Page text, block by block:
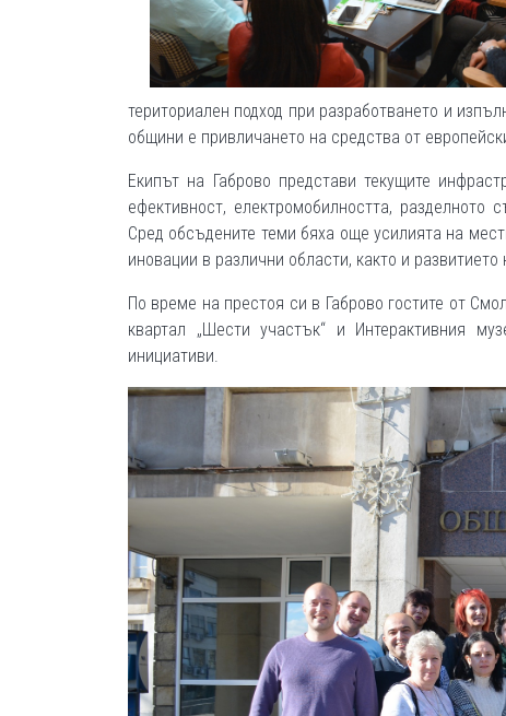
териториален подход при разработването и
общини е привличането на средства от
Екипът на Габрово представи текущите
ефективност, електромобилността,
Сред обсъдените теми бяха още усилията на
иновации в различни области, както и
По време на престоя си в Габрово гостите от
квартал „Шести участък“ и Интерактивния
инициативи.